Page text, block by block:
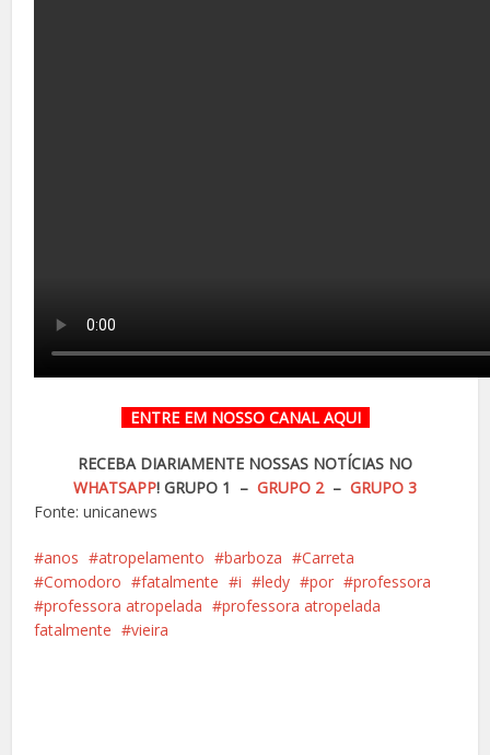
ENTRE EM NOSSO CANAL AQUI
RECEBA DIARIAMENTE NOSSAS NOTÍCIAS NO
WHATSAPP! GRUPO 1 – GRUPO 2– GRUPO 3
Fonte: unicanews
anos atropelamento barboza
Carreta
Comodoro
fatalmente i ledy por
professora
professora atropelada
professora atropelada
fatalmente
vieira